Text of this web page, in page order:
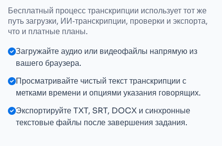
Бесплатный процесс транскрипции использует тот же
путь загрузки, ИИ‑транскрипции, проверки и экспорта,
что и платные планы.
Загружайте аудио или видеофайлы напрямую из
вашего браузера.
Просматривайте чистый текст транскрипции с
метками времени и опциями указания говорящих.
Экспортируйте TXT, SRT, DOCX и синхронные
текстовые файлы после завершения задания.